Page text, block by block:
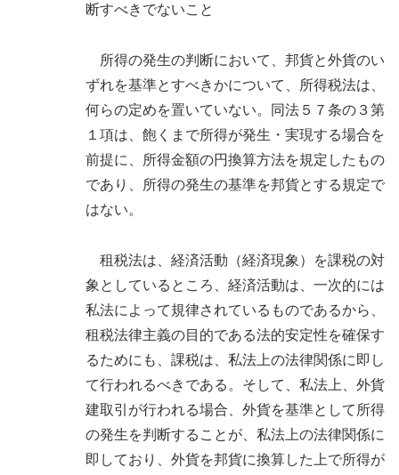
断すべきでないこと
所得の発生の判断において、邦貨と外貨のい
ずれを基準とすべきかについて、所得税法は、
何らの定めを置いていない。同法５７条の３第
１項は、飽くまで所得が発生・実現する場合を
前提に、所得金額の円換算方法を規定したもの
であり、所得の発生の基準を邦貨とする規定で
はない。
租税法は、経済活動（経済現象）を課税の対
象としているところ、経済活動は、一次的には
私法によって規律されているものであるから、
租税法律主義の目的である法的安定性を確保す
るためにも、課税は、私法上の法律関係に即し
て行われるべきである。そして、私法上、外貨
建取引が行われる場合、外貨を基準として所得
の発生を判断することが、私法上の法律関係に
即しており、外貨を邦貨に換算した上で所得が